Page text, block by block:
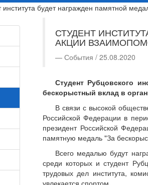
института будет награжден памятной
СТУДЕНТ
АКЦИИ
События / 25.08.2020
Студент Рубцовского
бескорыстный вклад в
В связи с высокой
Российской Федерации в
президент Российской
памятную медаль "За
Всего медалью будут
среди которых и студент
трудовых дел института,
увлекается спортом.